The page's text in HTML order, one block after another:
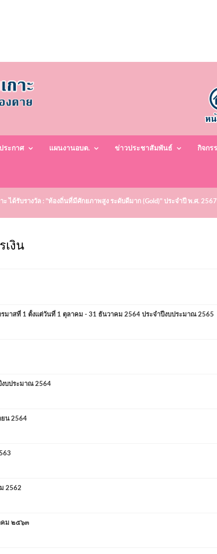
ระกาศ แผนงานอบต. ข่าวประชาสัมพันธ์ กิจกร
ะ ได้รับรางวัล : "ท้องถิ่นที่มีศักยภาพสูง ระดับดีมาก (Gold)" ประจำปี พ.ศ.
เงิน
มาสที่ 1 ตั้งแต่วันที่ 1 ตุลาคม - 31 ธันวาคม 2564 ประจำปีงบประมาณ 2565
งบประมาณ 2564
ยน 2564
2562
คม ๒๕๖๓